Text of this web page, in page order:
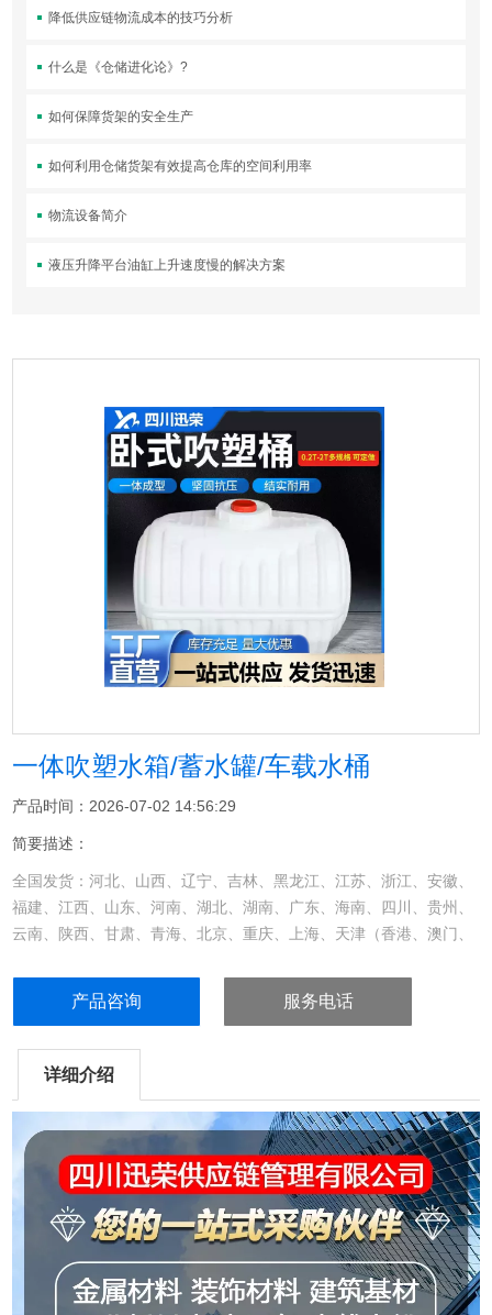
降低供应链物流成本的技巧分析
什么是《仓储进化论》?
如何保障货架的安全生产
如何利用仓储货架有效提高仓库的空间利用率
物流设备简介
液压升降平台油缸上升速度慢的解决方案
一体吹塑水箱/蓄水罐/车载水桶
产品时间：2026-07-02 14:56:29
简要描述：
全国发货：河北、山西、辽宁、吉林、黑龙江、江苏、浙江、安徽、
福建、江西、山东、河南、湖北、湖南、广东、海南、四川、贵州、
云南、陕西、甘肃、青海、北京、重庆、上海、天津（香港、澳门、
产品咨询 服务电话
详细介绍